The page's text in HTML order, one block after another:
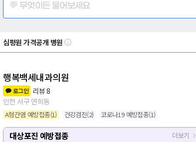
💬 무엇이든 물어보세요
심평원 가격공개 병원
행복백세내과의원
로그인 리뷰8
인천 서구 연희동
A형간염 예방접종(1) 건강검진(2) 코로나19 예방접종(1)
대상포진 예방접종 더보기